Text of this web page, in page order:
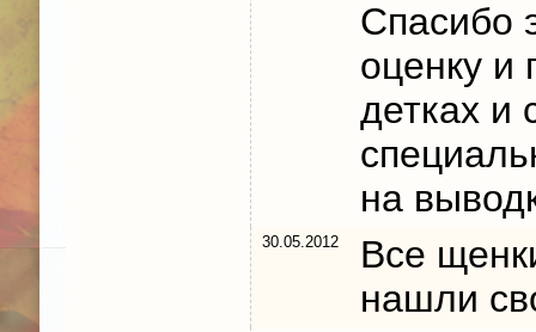
Спасибо
оценку и
детках и
на
30.05.2012
Все
нашли